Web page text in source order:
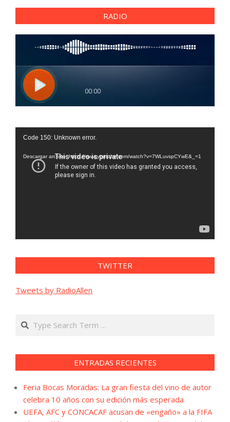
RADIO
Reproductor
vídeo
Code 150: Unknown error.
Descargar archivo: https://www.youtube.com/watch?v=7WLuvspCYwE&_=1
TWITTER
Tweets by RadioAllen
Search
ENTRADAS RECIENTES
Feria Bocas Moradas: La gran fiesta del vino de autor
celebra 10 años con su edición más esperada
UEFA, AFC y CONCACAF acusan de «engaño» a la FIFA